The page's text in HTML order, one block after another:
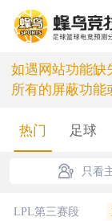
如遇网站功能缺
所有的屏蔽功能
热门 足球
只看
LPL第三赛段